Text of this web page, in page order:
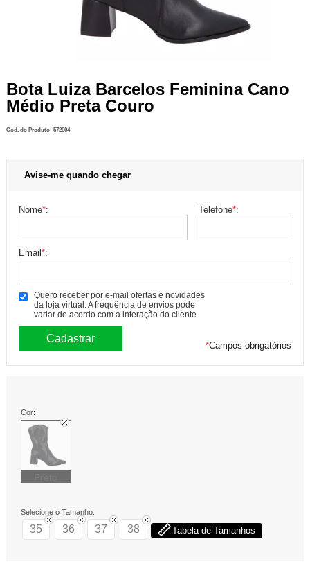
Bota Luiza Barcelos Feminina Cano
Médio Preta Couro
Cod. do Produto: 572004
Avise-me quando chegar
Nome*: Telefone*:
Email*:
Quero receber por e-mail ofertas e novidades
da loja virtual. A frequência de envios pode
variar de acordo com a interação do cliente.
*Campos obrigatórios
Cor:
Selecione o Tamanho:
35 36 37 38 Tabela de Tamanhos